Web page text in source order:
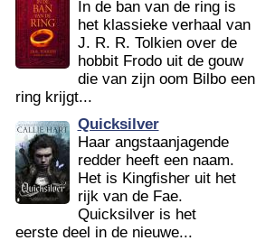
In de ban van de ring is
het klassieke verhaal van
J. R. R. Tolkien over de
hobbit Frodo uit de gouw
die van zijn oom Bilbo een
ring krijgt...
Quicksilver
Haar angstaanjagende
redder heeft een naam.
Het is Kingfisher uit het
rijk van de Fae.
Quicksilver is het
eerste deel in de nieuwe...